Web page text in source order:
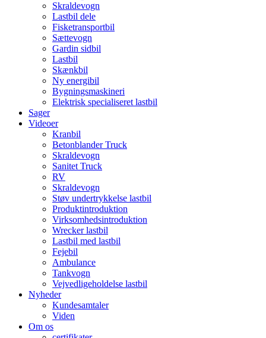
Skraldevogn
Lastbil dele
Fisketransportbil
Sættevogn
Gardin sidbil
Lastbil
Skænkbil
Ny energibil
Bygningsmaskineri
Elektrisk specialiseret lastbil
Sager
Videoer
Kranbil
Betonblander Truck
Skraldevogn
Sanitet Truck
RV
Skraldevogn
Støv undertrykkelse lastbil
Produktintroduktion
Virksomhedsintroduktion
Wrecker lastbil
Lastbil med lastbil
Fejebil
Ambulance
Tankvogn
Vejvedligeholdelse lastbil
Nyheder
Kundesamtaler
Viden
Om os